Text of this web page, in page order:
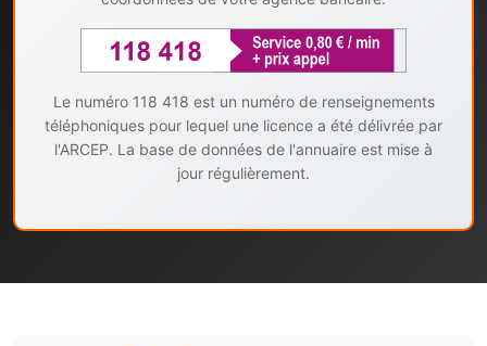
Le numéro 118 418 est un numéro de renseignements
téléphoniques pour lequel une licence a été délivrée par
l'ARCEP. La base de données de l'annuaire est mise à
jour régulièrement.